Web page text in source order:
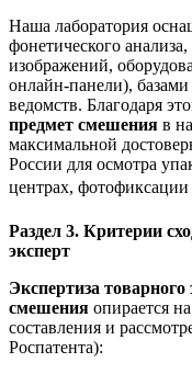
Наша лаборатория
фонетического
изображений,
онлайн-панели),
ведомств. Благодаря
предмет смешения в
максимальной
России для осмотра
центрах,
Раздел 3. Критерии
эксперт
Экспертиза
смешения опирается
составления и
Роспатента):